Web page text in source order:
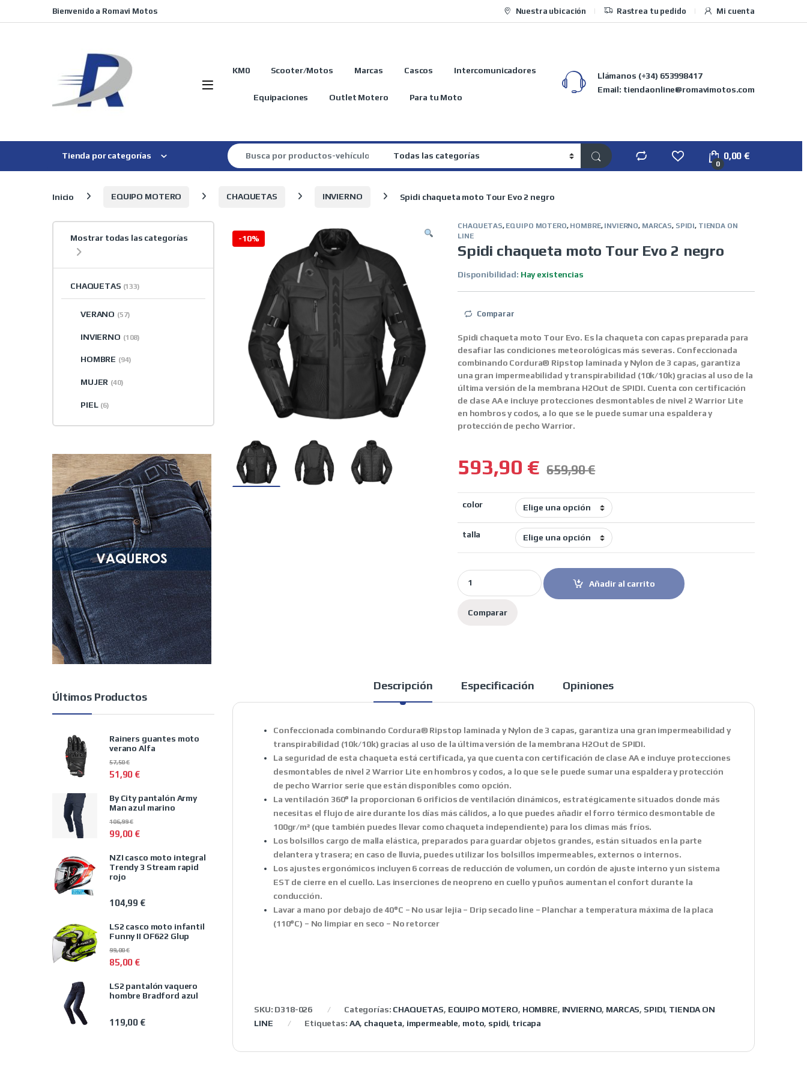
Bienvenido a Romavi Motos Nuestra ubicación Rastrea tu pedido Mi cuenta
KM0 Scooter/Motos Marcas Cascos Intercomunicadores
Equipaciones Outlet Motero Para tu Moto
Llámanos (+34) 653998417
Email: tiendaonline@romavimotos.com
Tienda por categorías
Search for:
0
0,00€
Inicio EQUIPO MOTERO CHAQUETAS INVIERNO Spidi chaqueta moto Tour Evo 2 negro
-10%
CHAQUETAS, EQUIPO MOTERO, HOMBRE, INVIERNO, MARCAS, SPIDI, TIENDA ON
LINE
Spidi chaqueta moto Tour Evo 2 negro
Disponibilidad: Hay existencias
Comparar
Spidi chaqueta moto Tour Evo. Es la chaqueta con capas preparada para
desafiar las condiciones meteorológicas más severas. Confeccionada
combinando Cordura® Ripstop laminada y Nylon de 3 capas, garantiza
una gran impermeabilidad y transpirabilidad (10k/10k) gracias al uso de la
última versión de la membrana H2Out de SPIDI. Cuenta con certificación
de clase AA e incluye protecciones desmontables de nivel 2 Warrior Lite
en hombros y codos, a lo que se le puede sumar una espaldera y
protección de pecho Warrior.
593,90 € 659,90€
color
talla
Spidi chaqueta moto Tour Evo 2 negro quantity
Añadir al carrito
Comparar
Descripción Especificación Opiniones
Confeccionada combinando Cordura® Ripstop laminada y Nylon de 3 capas, garantiza una gran impermeabilidad y
transpirabilidad (10k/10k) gracias al uso de la última versión de la membrana H2Out de SPIDI.
La seguridad de esta chaqueta está certificada, ya que cuenta con certificación de clase AA e incluye protecciones
desmontables de nivel 2 Warrior Lite en hombros y codos, a lo que se le puede sumar una espaldera y protección
de pecho Warrior serie que están disponibles como opción.
La ventilación 360° la proporcionan 6 orificios de ventilación dinámicos, estratégicamente situados donde más
necesitas el flujo de aire durante los días más cálidos, a lo que puedes añadir el forro térmico desmontable de
100gr/m² (que también puedes llevar como chaqueta independiente) para los climas más fríos.
Los bolsillos cargo de malla elástica, preparados para guardar objetos grandes, están situados en la parte
delantera y trasera; en caso de lluvia, puedes utilizar los bolsillos impermeables, externos o internos.
Los ajustes ergonómicos incluyen 6 correas de reducción de volumen, un cordón de ajuste interno y un sistema
EST de cierre en el cuello. Las inserciones de neopreno en cuello y puños aumentan el confort durante la
conducción.
Lavar a mano por debajo de 40°C – No usar lejia – Drip secado line – Planchar a temperatura máxima de la placa
(110°C) – No limpiar en seco – No retorcer
SKU: D318-026 Categorías: CHAQUETAS, EQUIPO MOTERO, HOMBRE, INVIERNO, MARCAS, SPIDI, TIENDA ON
LINE
Etiquetas: AA, chaqueta, impermeable, moto, spidi, tricapa
Mostrar todas las categorías
CHAQUETAS (133)
VERANO (57)
INVIERNO (108)
HOMBRE (94)
MUJER (40)
PIEL (6)
Últimos Productos
Rainers guantes moto
verano Alfa
51,90 €
57,50€
By City pantalón Army
Man azul marino
99,00 €
106,99€
NZI casco moto integral
Trendy 3 Stream rapid
rojo
104,99 €
LS2 casco moto infantil
Funny II OF622 Glup
85,00 €
99,00€
LS2 pantalón vaquero
hombre Bradford azul
119,00 €